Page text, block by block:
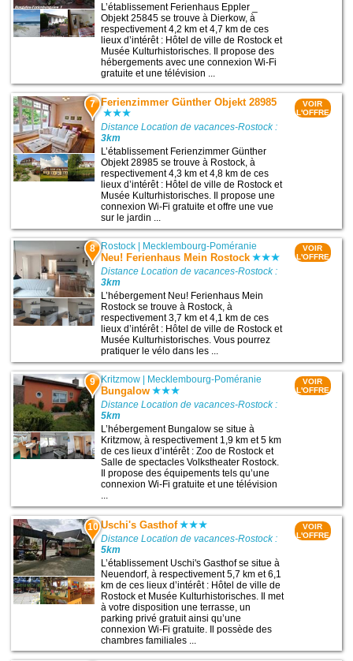
L’établissement Ferienhaus Eppler _
Objekt 25845 se trouve à Dierkow, à
respectivement 4,2 km et 4,7 km de ces
lieux d’intérêt : Hôtel de ville de Rostock et
Musée Kulturhistorisches. Il propose des
hébergements avec une connexion Wi-Fi
gratuite et une télévision ...
7 Ferienzimmer Günther Objekt 28985
Distance Location de vacances-Rostock :
3km
L’établissement Ferienzimmer Günther
Objekt 28985 se trouve à Rostock, à
respectivement 4,3 km et 4,8 km de ces
lieux d’intérêt : Hôtel de ville de Rostock et
Musée Kulturhistorisches. Il propose une
connexion Wi-Fi gratuite et offre une vue
sur le jardin ...
VOIR
L'OFFRE
8 Rostock Mecklembourg-Poméranie
Neu! Ferienhaus Mein Rostock
Distance Location de vacances-Rostock :
3km
L’hébergement Neu! Ferienhaus Mein
Rostock se trouve à Rostock, à
respectivement 3,7 km et 4,1 km de ces
lieux d’intérêt : Hôtel de ville de Rostock et
Musée Kulturhistorisches. Vous pourrez
pratiquer le vélo dans les ...
VOIR
L'OFFRE
9 Kritzmow Mecklembourg-Poméranie
Bungalow
Distance Location de vacances-Rostock :
5km
L’hébergement Bungalow se situe à
Kritzmow, à respectivement 1,9 km et 5 km
de ces lieux d’intérêt : Zoo de Rostock et
Salle de spectacles Volkstheater Rostock.
Il propose des équipements tels qu’une
connexion Wi-Fi gratuite et une télévision
...
VOIR
L'OFFRE
10 Uschi's Gasthof
Distance Location de vacances-Rostock :
5km
L’établissement Uschi's Gasthof se situe à
Neuendorf, à respectivement 5,7 km et 6,1
km de ces lieux d’intérêt : Hôtel de ville de
Rostock et Musée Kulturhistorisches. Il met
à votre disposition une terrasse, un
parking privé gratuit ainsi qu’une
connexion Wi-Fi gratuite. Il possède des
chambres familiales ...
VOIR
L'OFFRE